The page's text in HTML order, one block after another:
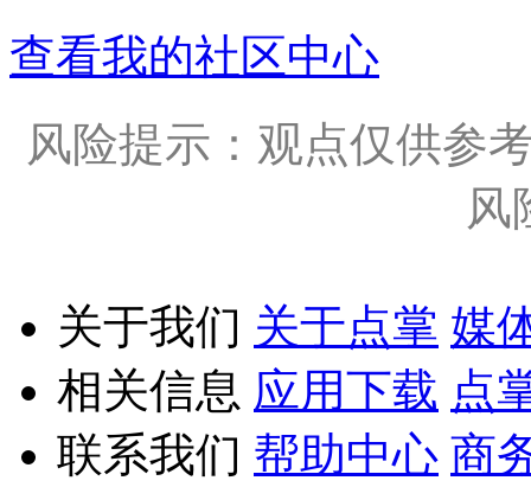
查看我的社区中心
风险提示：观点仅供参
风
关于我们 关于点掌 媒
相关信息 应用下载 点
联系我们 帮助中心 商